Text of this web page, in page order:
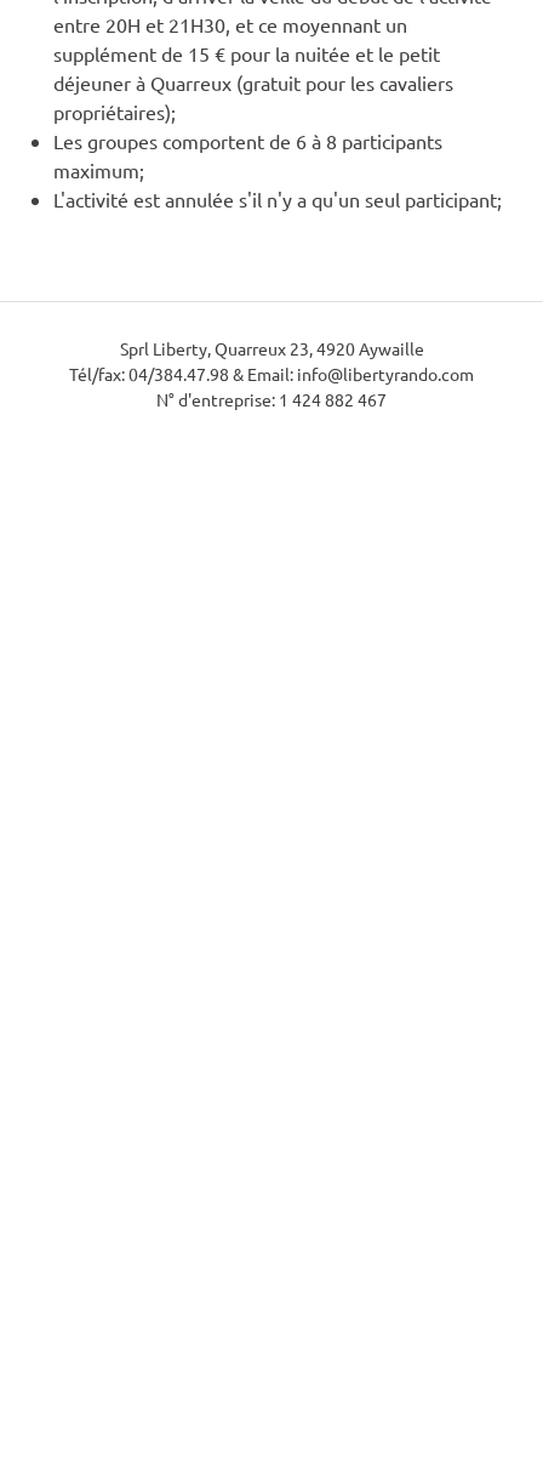
entre 20H et 21H30, et ce moyennant un
supplément de 15 € pour la nuitée et le petit
déjeuner à Quarreux (gratuit pour les cavaliers
propriétaires);
Les groupes comportent de 6 à 8 participants
maximum;
L'activité est annulée s'il n'y a qu'un seul participant;
Sprl Liberty, Quarreux 23, 4920 Aywaille
Tél/fax: 04/384.47.98 & Email: info@libertyrando.com
N° d'entreprise: 1 424 882 467